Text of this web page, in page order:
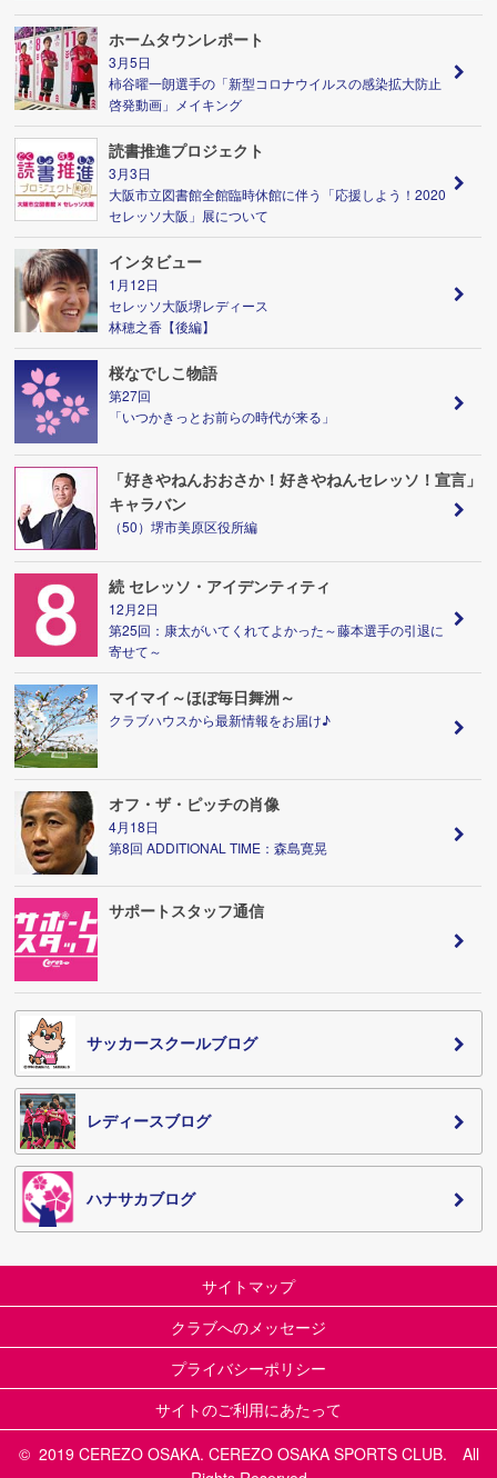
ホームタウンレポート
3月5日
柿谷曜一朗選手の「新型コロナウイルスの感染拡大防止
啓発動画」メイキング
読書推進プロジェクト
3月3日
大阪市立図書館全館臨時休館に伴う「応援しよう！2020
セレッソ大阪」展について
インタビュー
1月12日
セレッソ大阪堺レディース
林穂之香【後編】
桜なでしこ物語
第27回
「いつかきっとお前らの時代が来る」
「好きやねんおおさか！好きやねんセレッソ！宣言」
キャラバン
（50）堺市美原区役所編
続 セレッソ・アイデンティティ
12月2日
第25回：康太がいてくれてよかった～藤本選手の引退に
寄せて～
マイマイ～ほぼ毎日舞洲～
クラブハウスから最新情報をお届け♪
オフ・ザ・ピッチの肖像
4月18日
第8回 ADDITIONAL TIME：森島寛晃
サポートスタッフ通信
サッカースクールブログ
レディースブログ
ハナサカブログ
サイトマップ
クラブへのメッセージ
プライバシーポリシー
サイトのご利用にあたって
© 2019 CEREZO OSAKA. CEREZO OSAKA SPORTS CLUB. All